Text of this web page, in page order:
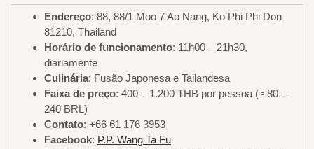
Endereço: 88, 88/1 Moo 7 Ao Nang, Ko Phi Phi Don
81210, Thailand
Horário de funcionamento: 11h00 – 21h30,
diariamente
Culinária: Fusão Japonesa e Tailandesa
Faixa de preço: 400 – 1.200 THB por pessoa (≈ 80 –
240 BRL)
Contato: +66 61 176 3953
Facebook: P.P. Wang Ta Fu